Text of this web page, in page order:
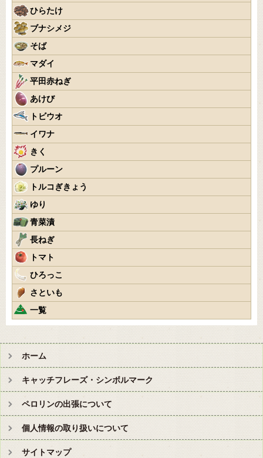
ひらたけ
ブナシメジ
そば
マダイ
平田赤ねぎ
あけび
トビウオ
イワナ
きく
プルーン
トルコぎきょう
ゆり
青菜漬
長ねぎ
トマト
ひろっこ
さといも
一覧
ホーム
キャッチフレーズ・シンボルマーク
ペロリンの出張について
個人情報の取り扱いについて
サイトマップ